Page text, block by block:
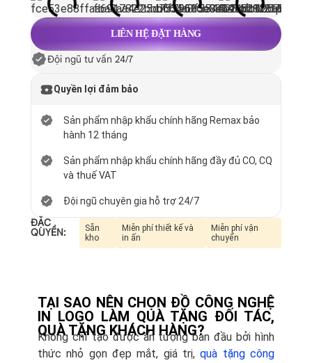
LIÊN HỆ ĐẶT HÀNG
Đội ngũ tư vấn 24/7
Quyền lợi đảm bảo
Sản phẩm nhập khẩu chính hãng Remax bảo
hành 12 tháng
Sản phẩm nhập khẩu chính hãng đầy đủ CO, CQ
và thuế VAT
Đội ngũ chuyên gia hỗ trợ 24/7
ĐẶC
QUYỀN:
Sẵn
kho
Miễn phí thiết kế và
in ấn
Miễn phí vận
chuyển
TẠI SAO NÊN CHỌN ĐỒ CÔNG NGHỆ
IN LOGO LÀM QUÀ TẶNG ĐỐI TÁC,
QUÀ TẶNG KHÁCH HÀNG?
Không chỉ tạo được ấn tượng ban đầu bởi hình
thức nhỏ gọn đẹp mắt, giá trị,quà tặng công